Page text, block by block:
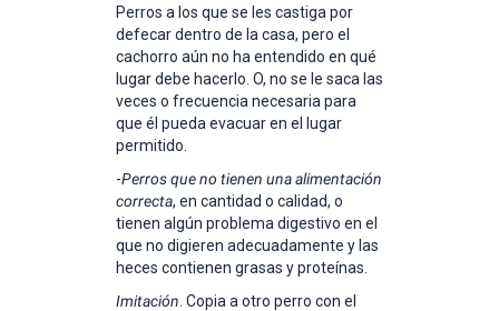
Perros a los que se les castiga por
defecar dentro de la casa, pero el
cachorro aún no ha entendido en qué
lugar debe hacerlo. O, no se le saca las
veces o frecuencia necesaria para
que él pueda evacuar en el lugar
permitido.
-Perros que no tienen una alimentación
correcta, en cantidad o calidad, o
tienen algún problema digestivo en el
que no digieren adecuadamente y las
heces contienen grasas y proteínas.
Imitación . Copia a otro perro con el